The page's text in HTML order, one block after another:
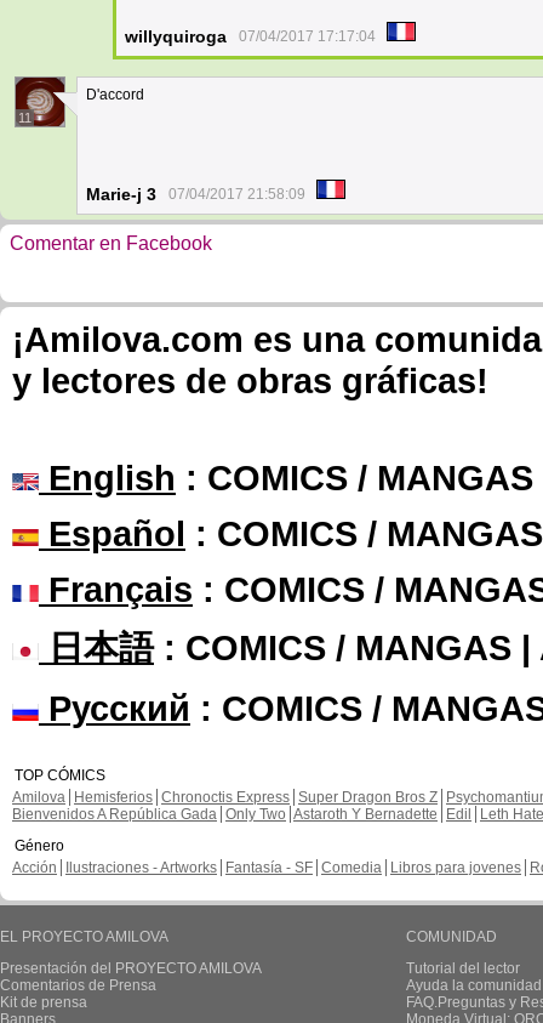
willyquiroga 07/04/2017 17:17:04
11
D'accord
Marie-j 3 07/04/2017 21:58:09
Comentar en Facebook
¡Amilova.com es una
y lectores de obras gráficas!
English : COMICS /
Español : COMICS /
Français : COMICS /
日本語: COMICS / MANGAS |
Русский : COMICS /
TOP CÓMICS
Amilova
Hemisferios Chronoctis Express Super Dragon Bros Z
Bienvenidos A República Gada Only Two Astaroth Y Bernadette Edil
Leth Hate
Género
Acción
Ilustraciones - Artworks Fantasía - SF Comedia Libros para jovenes
EL PROYECTO AMILOVA
Presentación del PROYECTO AMILOVA
Comentarios de Prensa
Kit de prensa
Banners
COMUNIDAD
Tutorial del lector
Ayuda la
FAQ.Preguntas y
Moneda Virtual: